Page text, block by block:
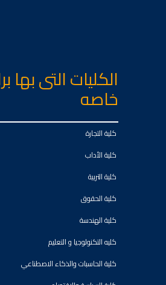
الكليات التى بها
خاصه
كلية التجارة
كلية الأداب
كلية التربية
كلية الحقوق
كلية الهندسة
كليه التكنولوجيا و التعليم
كلية الحاسبات والذكاء الاصطناعي